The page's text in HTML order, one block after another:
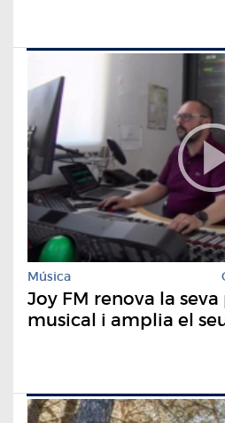
Música
Joy FM renova la
musical i amplia el